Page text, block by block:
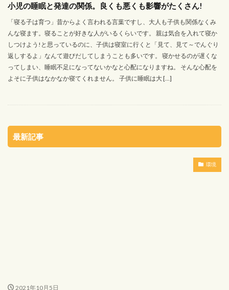
小児の睡眠と発達の関係。良くも悪くも影響がたくさん!
「寝る子は育つ」昔からよく言われる言葉ですし、大人も子供も関係なくみ
んな寝ます。寝ることが好きな人がいるくらいです。 親は気合を入れて寝か
しつけよう!と思っているのに、子供は寝室に行くと「見て、見て～でんぐり
返しするよ」なんて遊びだしてしまうことも多いです。 寝かせるのが遅くな
ってしまい、睡眠不足になってないかなと心配になりますね。 そんな心配を
よそに子供はなかなか寝てくれません。 子供に睡眠は大 […]
最新記事
環境
2021年10月5日